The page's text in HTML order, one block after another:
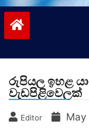
රුපියල ඉහළ
වැඩපිළිවෙලක්
Editor